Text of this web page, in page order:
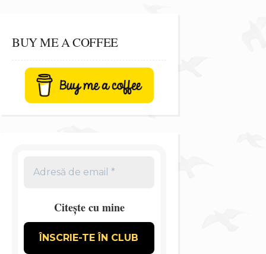
BUY ME A COFFEE
Citește cu mine